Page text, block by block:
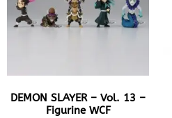
DEMON SLAYER – Vol. 13 –
Figurine WCF